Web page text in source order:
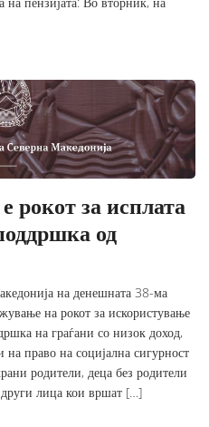
рокот за исплата
од
на денешната 38-ма
на рокот за искористување
на граѓани со низок доход,
право на социјална сигурност
родители, деца без родители
лица кои вршат […]